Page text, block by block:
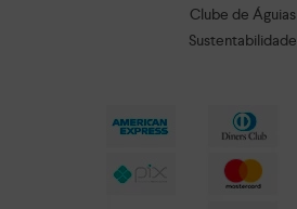
Clube de Águias
Sustentabilidade